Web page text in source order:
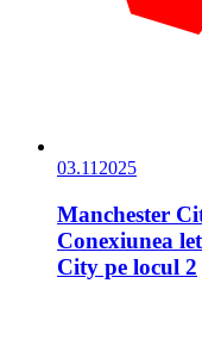
03.11 2025
Manchester
Conexiunea
City pe locul 2